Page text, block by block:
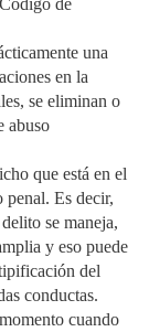
de
una
en la
se eliminan o
abuso
que está en el
Es decir,
se maneja,
y eso puede
del
conductas.
cuando